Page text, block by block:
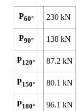
P60° 230 kN
P90° 138 kN
P120° 87.2 kN
P150° 80.1 kN
P180° 96.1 kN